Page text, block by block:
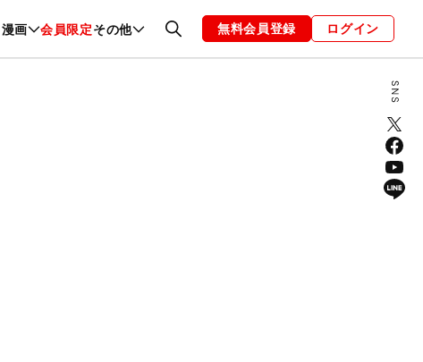
漫画 会員限定その他
ファッション 恋愛・結婚 編集部 お知らせ
無料会員登録 ログイン